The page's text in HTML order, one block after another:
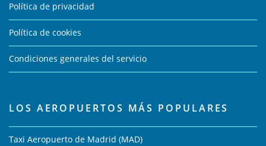
Política de privacidad
Política de cookies
Condiciones generales del servicio
LOS AEROPUERTOS MÁS POPULARES
Taxi Aeropuerto de Madrid (MAD)